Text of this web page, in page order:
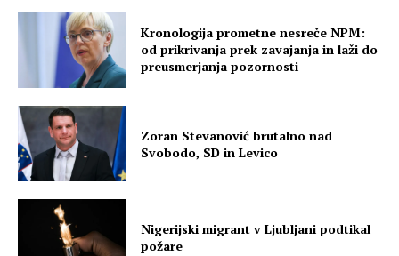
Kronologija prometne nesreče NPM:
od prikrivanja prek zavajanja in laži do
preusmerjanja pozornosti
Zoran Stevanović brutalno nad
Svobodo, SD in Levico
Nigerijski migrant v Ljubljani podtikal
požare